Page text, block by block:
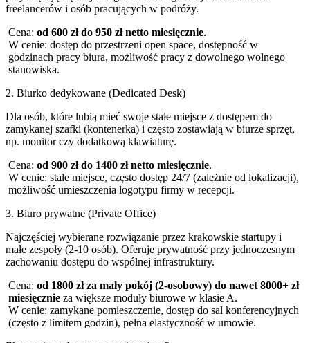
freelancerów i osób pracujących w podróży.
Cena: od 600 zł do 950 zł netto miesięcznie.
W cenie: dostęp do przestrzeni open space, dostępność w
godzinach pracy biura, możliwość pracy z dowolnego wolnego
stanowiska.
2. Biurko dedykowane (Dedicated Desk)
Dla osób, które lubią mieć swoje stałe miejsce z dostępem do
zamykanej szafki (kontenerka) i często zostawiają w biurze sprzęt,
np. monitor czy dodatkową klawiaturę.
Cena: od 900 zł do 1400 zł netto miesięcznie.
W cenie: stałe miejsce, często dostęp 24/7 (zależnie od lokalizacji),
możliwość umieszczenia logotypu firmy w recepcji.
3. Biuro prywatne (Private Office)
Najczęściej wybierane rozwiązanie przez krakowskie startupy i
małe zespoły (2-10 osób). Oferuje prywatność przy jednoczesnym
zachowaniu dostępu do wspólnej infrastruktury.
Cena: od 1800 zł za mały pokój (2-osobowy) do nawet 8000+ zł
miesięcznie za większe moduły biurowe w klasie A.
W cenie: zamykane pomieszczenie, dostęp do sal konferencyjnych
(często z limitem godzin), pełna elastyczność w umowie.